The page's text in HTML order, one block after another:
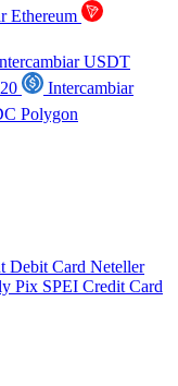
Ethereum
USDT
Intercambiar
Polygon
Debit Card Neteller
Pix SPEI Credit Card